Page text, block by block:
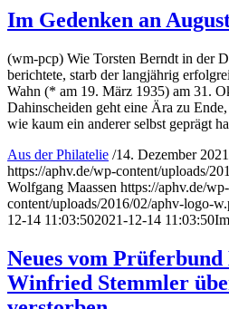
Im Gedenken an
(wm-pcp) Wie Torsten Berndt in der
berichtete, starb der langjährig
Wahn (* am 19. März 1935) am 31.
Dahinscheiden geht eine Ära zu
wie kaum ein anderer selbst geprägt
Aus der Philatelie /14. Dezember 2021
https://aphv.de/wp-content/uploads/
Wolfgang Maassen https://aphv.de/wp-
content/uploads/2016/02/aphv-logo-
12-14 11:03:502021-12-14 11:03:50
Neues vom Prüferbund
Winfried Stemmler